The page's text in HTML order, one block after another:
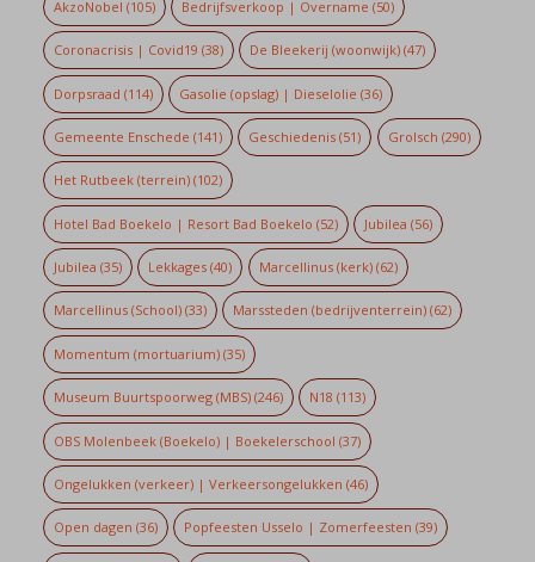
AkzoNobel (105) Bedrijfsverkoop | Overname (50)
Coronacrisis | Covid19 (38) De Bleekerij (woonwijk) (47)
Dorpsraad (114) Gasolie (opslag) | Dieselolie (36)
Gemeente Enschede (141) Geschiedenis (51) Grolsch (290)
Het Rutbeek (terrein)(102)
Hotel Bad Boekelo | Resort Bad Boekelo (52) Jubilea (56)
Jubilea (35) Lekkages (40) Marcellinus (kerk)(62)
Marcellinus (School)(33) Marssteden (bedrijventerrein) (62)
Momentum (mortuarium)(35)
Museum Buurtspoorweg (MBS)(246) N18 (113)
OBS Molenbeek (Boekelo) | Boekelerschool (37)
Ongelukken (verkeer) | Verkeersongelukken (46)
Open dagen (36) Popfeesten Usselo | Zomerfeesten (39)